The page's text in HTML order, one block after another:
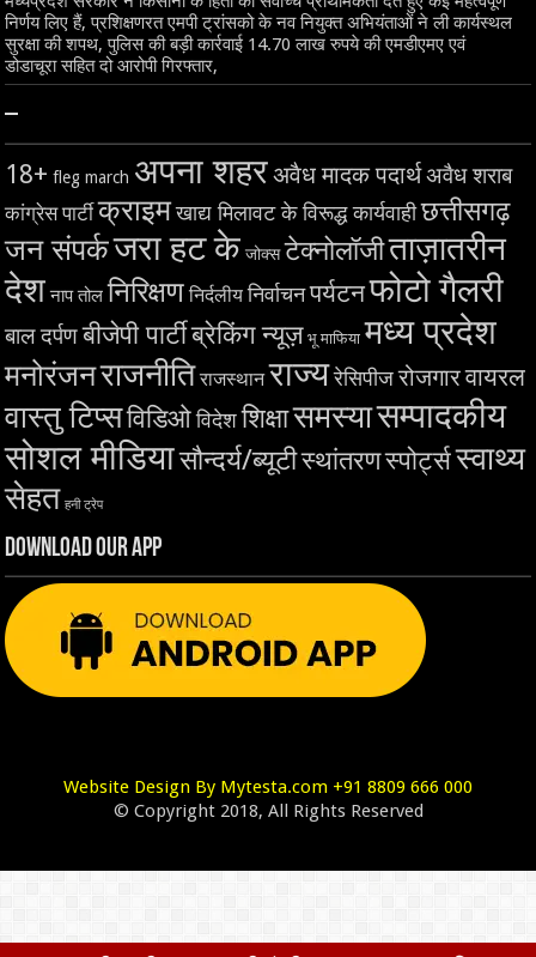
निर्णय लिए हैं, प्रशिक्षणरत एमपी ट्रांसको के नव नियुक्त अभियंताओं ने ली कार्यस्थल
सुरक्षा की शपथ, पुलिस की बड़ी कार्रवाई 14.70 लाख रुपये की एमडीएमए एवं
डोडाचूरा सहित दो आरोपी गिरफ्तार,
–
18+ fleg march अपना शहरअवैध मादक पदार्थअवैध शराब
कांग्रेस पार्टी क्राइमखाद्य मिलावट के विरूद्ध कार्यवाहीछत्तीसगढ़
जन संपर्कजरा हट के जोक्स टेक्नोलॉजीताज़ातरीन
देश नाप तोल निरिक्षण निर्दलीय निर्वाचनपर्यटनफोटो गैलरी
बाल दर्पणबीजेपी पार्टीब्रेकिंग न्यूज़ भू माफिया मध्य प्रदेश
मनोरंजनराजनीति राजस्थान राज्यरेसिपीज रोजगारवायरल
वास्तु टिप्सविडिओ विदेश शिक्षासमस्यासम्पादकीय
सोशल मीडियासौन्दर्य/ब्यूटीस्थांतरणस्पोर्ट्सस्वाथ्य
सेहत हनी ट्रेप
Download Our App
Website Design By Mytesta.com +91 8809 666 000
© Copyright 2018, All Rights Reserved